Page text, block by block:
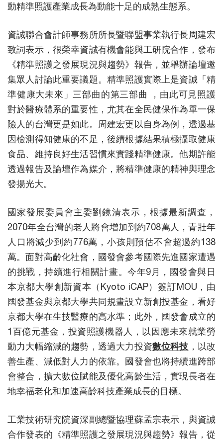
動精準照護產業成長為動能十足的成熟生態系。
資誠聯合會計師事務所所長暨聯盟事業執行長周建宏
致詞表示，很榮幸資誠有機會能與工研院合作，發布
《精準照護之發展現況與趨勢》報告，並舉辦論壇邀
集眾人討論此重要議題。精準照護實際上是資誠「精
準健康大未來」三部曲的第三部曲 ，由此可見照護
對於醫療體系的重要性，尤其在全民健保作為單一保
險人的台灣更是如此。周建宏更以自身為例，透過基
因檢測得知健康的不足，後續根據結果積極攝取健康
食品、維持良好生活習慣來實踐精準健康。他期許能
透過報告及論壇作為媒介，將精準健康的精神與理念
發揚光大。
國家發展委員會主委劉鏡清表示，根據最新調查，
2070年全台灣的老人將會增加到約708萬人，青壯年
人口將減少到約776萬，小孩則預估不會超過約138
萬。面對高齡化社會，國發會參考國際先進國家遭遇
的挑戰，持續進行相關計畫。今年9月，國發會與日
本京都大學創新資本（Kyoto iCAP）簽訂MOU，由
國發基金與京都大學共同規畫設立新創投基金，看好
京都大學在生技醫療的高水準；此外，國發會成立的
1百億元基金，投資照護機器人，以因應未來就業勞
動力大幅縮減的趨勢，透過大力投資數位科技 ，以改
善生產、減低對人力的依靠。國發會也將持續進跨部
會整合，擴大數位賦能及優化高齡生活，實現長者在
地幸福老化和加速高齡科技產業成長的目標。
工業技術研究院資深副總暨協理蘇孟宗表示，與資誠
合作發表的《精準照護之發展現況與趨勢》報告，從